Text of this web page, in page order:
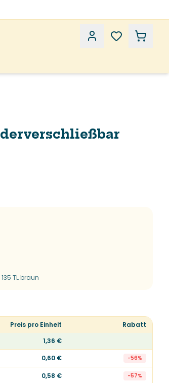
TL braun
Preis pro Einheit
Rabatt
1,36 €
0,60 € -56%
0,58 € -57%